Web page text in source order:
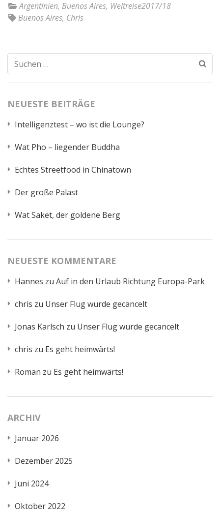
Argentinien, Buenos Aires, Weltreise2017/18
Buenos Aires, Chris
Suchen
nach:
NEUESTE BEITRÄGE
Intelligenztest – wo ist die Lounge?
Wat Pho – liegender Buddha
Echtes Streetfood in Chinatown
Der große Palast
Wat Saket, der goldene Berg
NEUESTE KOMMENTARE
Hannes zu Auf in den Urlaub Richtung Europa-Park
chris zu Unser Flug wurde gecancelt
Jonas Karlsch zu Unser Flug wurde gecancelt
chris zu Es geht heimwärts!
Roman zu Es geht heimwärts!
ARCHIV
Januar 2026
Dezember 2025
Juni 2024
Oktober 2022